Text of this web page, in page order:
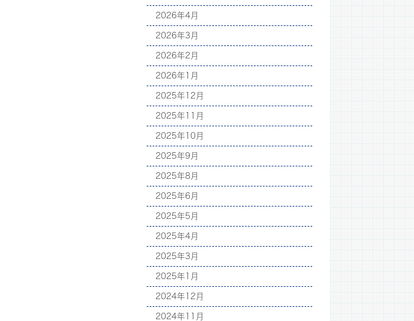
2026年4月
2026年3月
2026年2月
2026年1月
2025年12月
2025年11月
2025年10月
2025年9月
2025年8月
2025年6月
2025年5月
2025年4月
2025年3月
2025年1月
2024年12月
2024年11月